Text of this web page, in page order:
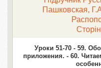
Пашковская,
Уроки 51-70 - 59.
приложения. - 60.